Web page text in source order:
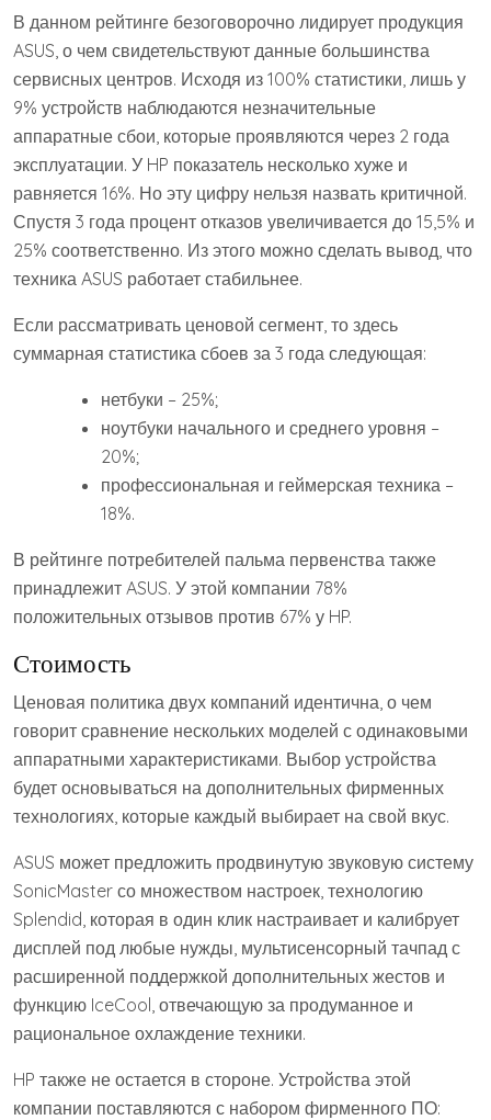
В данном рейтинге безоговорочно лидирует продукция
ASUS, о чем свидетельствуют данные большинства
сервисных центров. Исходя из 100% статистики, лишь у
9% устройств наблюдаются незначительные
аппаратные сбои, которые проявляются через 2 года
эксплуатации. У HP показатель несколько хуже и
равняется 16%. Но эту цифру нельзя назвать критичной.
Спустя 3 года процент отказов увеличивается до 15,5% и
25% соответственно. Из этого можно сделать вывод, что
техника ASUS работает стабильнее.
Если рассматривать ценовой сегмент, то здесь
суммарная статистика сбоев за 3 года следующая:
нетбуки – 25%;
ноутбуки начального и среднего уровня –
20%;
профессиональная и геймерская техника –
18%.
В рейтинге потребителей пальма первенства также
принадлежит ASUS. У этой компании 78%
положительных отзывов против 67% у HP.
Стоимость
Ценовая политика двух компаний идентична, о чем
говорит сравнение нескольких моделей с одинаковыми
аппаратными характеристиками. Выбор устройства
будет основываться на дополнительных фирменных
технологиях, которые каждый выбирает на свой вкус.
ASUS может предложить продвинутую звуковую систему
SonicMaster со множеством настроек, технологию
Splendid, которая в один клик настраивает и калибрует
дисплей под любые нужды, мультисенсорный тачпад с
расширенной поддержкой дополнительных жестов и
функцию IceCool, отвечающую за продуманное и
рациональное охлаждение техники.
HP также не остается в стороне. Устройства этой
компании поставляются с набором фирменного ПО: